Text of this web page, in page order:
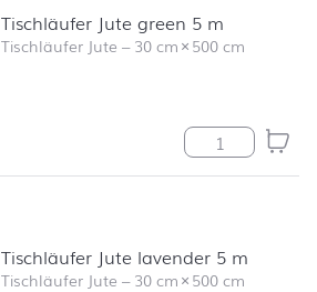
Tischläufer Jute green 5 m
Tischläufer Jute –30 cm×500 cm
Tischläufer
Tischläufer Jute lavender 5 m
Tischläufer Jute –30 cm×500 cm